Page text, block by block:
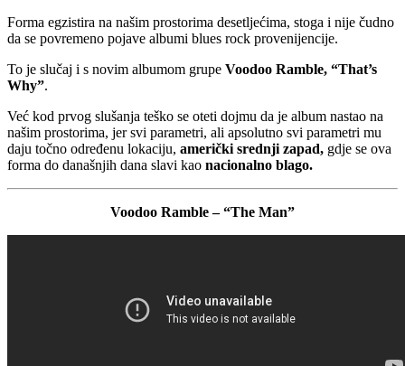
Forma egzistira na našim prostorima desetljećima, stoga i nije čudno
da se povremeno pojave albumi blues rock provenijencije.
To je slučaj i s novim albumom grupe Voodoo Ramble, “That’s
Why”.
Već kod prvog slušanja teško se oteti dojmu da je album nastao na
našim prostorima, jer svi parametri, ali apsolutno svi parametri mu
daju točno određenu lokaciju, američki srednji zapad, gdje se ova
forma do današnjih dana slavi kao nacionalno blago.
Voodoo Ramble – “The Man”